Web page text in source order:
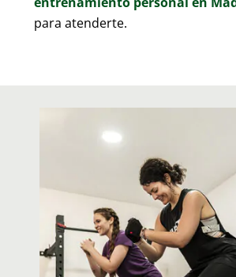
para atenderte.